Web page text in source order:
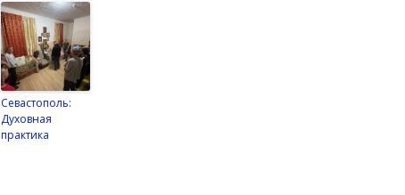
Севастополь:
Духовная
практика